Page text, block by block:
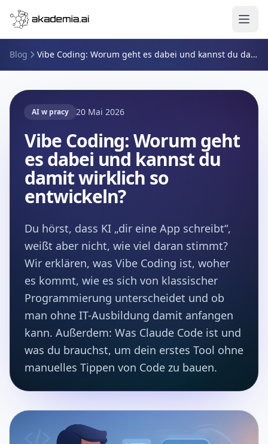
Zum Inhalt springen
Blog Vibe Coding: Worum geht es dabei und kannst du damit wirklich so entwickeln?
AI w pracy 20 Mai 2026
Vibe Coding: Worum geht
es dabei und kannst du
damit wirklich so
entwickeln?
Du hörst, dass KI „dir eine App schreibt“,
weißt aber nicht, wie viel daran stimmt?
Wir erklären, was Vibe Coding ist, woher
es kommt, wie es sich von klassischer
Programmierung unterscheidet und ob
man ohne IT-Ausbildung damit anfangen
kann. Außerdem: Was Claude Code ist und
was du brauchst, um dein erstes Tool ohne
manuelles Tippen von Code zu bauen.